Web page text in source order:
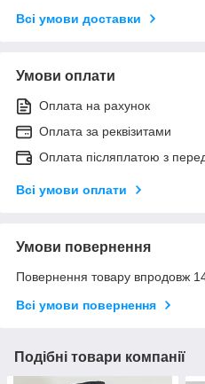
Всі умови доставки
Умови оплати
Оплата на рахунок
Оплата за реквізитами
Оплата післяплатою з
Всі умови оплати
Умови повернення
Повернення товару впродовж
Всі умови повернення
Подібні товари компанії